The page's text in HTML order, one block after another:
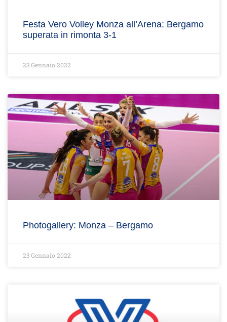
Festa Vero Volley Monza all’Arena: Bergamo
superata in rimonta 3-1
23 Gennaio 2022
Photogallery: Monza – Bergamo
23 Gennaio 2022